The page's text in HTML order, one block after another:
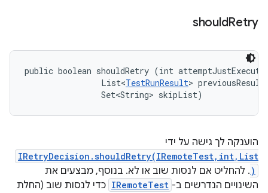
shouldRetry
public boolean shouldRetry (int
                List<
TestRunResult>
                Set<String> skipList)
הוענקה לך גישה על ידי
IRetryDecision.shouldRetry(IRemoteTest,int,List
) . להחליט אם לנסות שוב או לא. בנוסף, מבצעים את
השינויים הנדרשים ב- IRemoteTest כדי לנסות שוב (החלת